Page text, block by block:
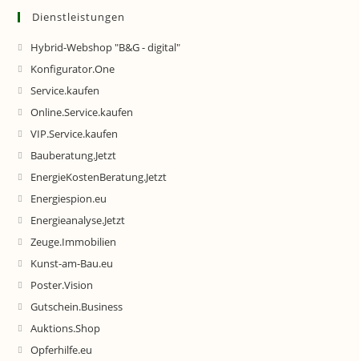
Dienstleistungen
Hybrid-Webshop "B&G - digital"
Konfigurator.One
Service.kaufen
Online.Service.kaufen
VIP.Service.kaufen
Bauberatung.Jetzt
EnergieKostenBeratung.Jetzt
Energiespion.eu
Energieanalyse.Jetzt
Zeuge.Immobilien
Kunst-am-Bau.eu
Poster.Vision
Gutschein.Business
Auktions.Shop
Opferhilfe.eu